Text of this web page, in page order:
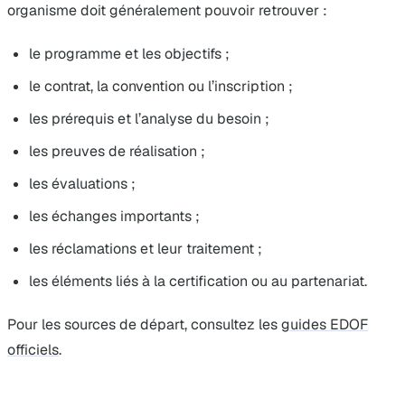
organisme doit généralement pouvoir retrouver :
le programme et les objectifs ;
le contrat, la convention ou l’inscription ;
les prérequis et l’analyse du besoin ;
les preuves de réalisation ;
les évaluations ;
les échanges importants ;
les réclamations et leur traitement ;
les éléments liés à la certification ou au partenariat.
Pour les sources de départ, consultez lesguides EDOF
officiels.